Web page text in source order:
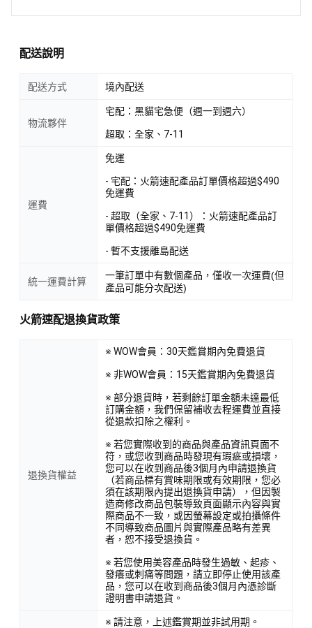
配送說明
配送方式 境內配送
物流夥伴
宅配：黑貓宅急便（週一到週六）
超取：全家、7-11
運費
免運
- 宅配：火箭速配產品訂單價格超過$490
免運費
- 超取（全家、7-11）：火箭速配產品訂
單價格超過$490免運費
- 暫不支援離島配送
統一運費計算
一筆訂單中有數個產品，僅收一次運費(但
產品可能分次配送)
火箭速配退換貨政策
退換貨權益
※ WOW會員：30天鑑賞期內免費退貨
※ 非WOW會員：15天鑑賞期內免費退貨
※ 部分退貨時，若剩餘訂單金額未達最低
訂購金額，我們保留補收去程運費並直接
從退款扣除之權利。
※ 若您實際收到的商品與產品資訊頁面不
符，或您收到商品時發現有瑕疵或損壞，
您可以在收到商品後3個月內申請退換貨
（若商品標有賞味期限或有效期限，您必
須在該期限內提出退換貨申請），但因製
造商修改商品包裝導致頁面顯示內容與實
際商品不一致，或因螢幕設定或拍攝條件
不同導致商品圖片與實際產品略有差異
者，恕不接受退換貨。
※ 若您使用美容產品時發生過敏、起疹、
發癢或刺痛等問題，請立即停止使用該產
品，您可以在收到商品後3個月內憑診斷
證明書申請退貨。
※ 請注意，上述鑑賞期並非試用期。